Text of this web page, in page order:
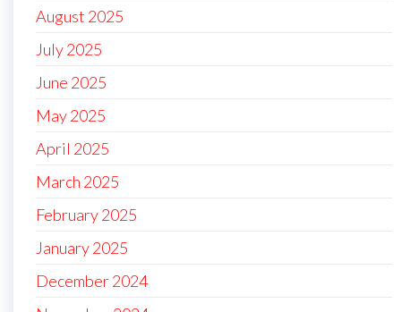
August 2025
July 2025
June 2025
May 2025
April 2025
March 2025
February 2025
January 2025
December 2024